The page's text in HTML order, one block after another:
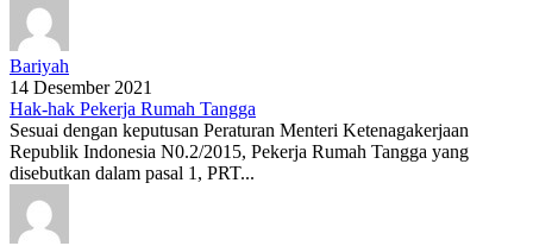
Bariyah
14 Desember 2021
Hak-hak Pekerja Rumah Tangga
Sesuai dengan keputusan Peraturan Menteri Ketenagakerjaan
Republik Indonesia N0.2/2015, Pekerja Rumah Tangga yang
disebutkan dalam pasal 1, PRT...